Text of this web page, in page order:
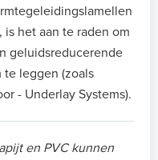
het aan te raden om
geluidsreducerende
leggen (zoals
- Underlay Systems).
en PVC kunnen